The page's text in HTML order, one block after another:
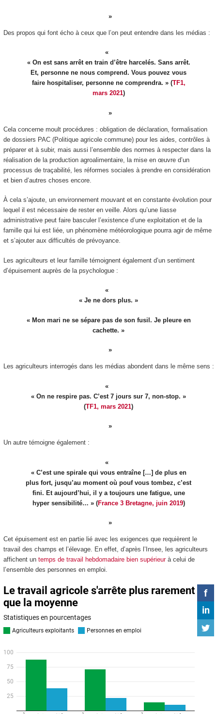
Des propos qui font écho à ceux que l’on peut entendre dans les médias :
« On est sans arrêt en train d’être harcelés. Sans arrêt.
Et, personne ne nous comprend. Vous pouvez vous
faire hospitaliser, personne ne comprendra. » (TF1,
mars 2021)
Cela concerne moult procédures : obligation de déclaration, formalisation
de dossiers PAC (Politique agricole commune) pour les aides, contrôles à
préparer et à subir, mais aussi l’ensemble des normes à respecter dans la
réalisation de la production agroalimentaire, la mise en œuvre d’un
processus de traçabilité, les réformes sociales à prendre en considération
et bien d’autres choses encore.
À cela s’ajoute, un environnement mouvant et en constante évolution pour
lequel il est nécessaire de rester en veille. Alors qu’une liasse
administrative peut faire basculer l’existence d’une exploitation et de la
famille qui lui est liée, un phénomène météorologique pourra agir de même
et s’ajouter aux difficultés de prévoyance.
Les agriculteurs et leur famille témoignent également d’un sentiment
d’épuisement auprès de la psychologue :
« Je ne dors plus. »
« Mon mari ne se sépare pas de son fusil. Je pleure en
cachette. »
Les agriculteurs interrogés dans les médias abondent dans le même sens :
« On ne respire pas. C’est 7 jours sur 7, non-stop. »
(TF1, mars 2021)
Un autre témoigne également :
« C’est une spirale qui vous entraîne […] de plus en
plus fort, jusqu’au moment où pouf vous tombez, c’est
fini. Et aujourd’hui, il y a toujours une fatigue, une
hyper sensibilité… » (France 3 Bretagne, juin 2019)
Cet épuisement est en partie lié avec les exigences que requièrent le
travail des champs et l’élevage. En effet, d’après l’Insee, les agriculteurs
affichent un temps de travail hebdomadaire bien supérieurà celui de
l’ensemble des personnes en emploi.